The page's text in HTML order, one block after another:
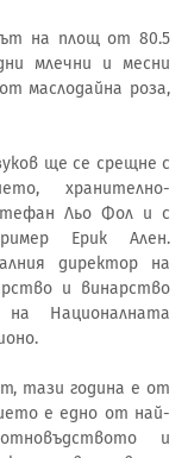
на площ от 80.5
млечни и месни
маслодайна роза,
ще се срещне с
хранително-
Льо Фол и с
Ерик Ален.
директор на
и винарство
Националната
тази година е от
е едно от най-
и